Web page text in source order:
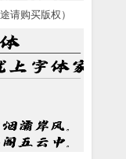
请购买版权）